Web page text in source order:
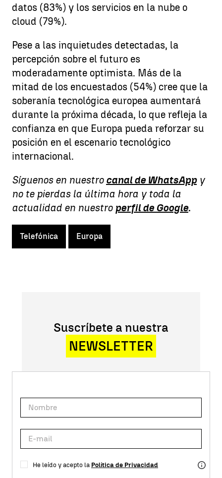
datos (83%) y los servicios en la nube o
cloud (79%).
Pese a las inquietudes detectadas, la
percepción sobre el futuro es
moderadamente optimista. Más de la
mitad de los encuestados (54%) cree que la
soberanía tecnológica europea aumentará
durante la próxima década, lo que refleja la
confianza en que Europa pueda reforzar su
posición en el escenario tecnológico
internacional.
Síguenos en nuestro canal de WhatsAppy
no te pierdas la última hora y toda la
actualidad en nuestro perfil de Google.
Telefónica Europa
Suscríbete a nuestra
NEWSLETTER
He leído y acepto la Política de Privacidad